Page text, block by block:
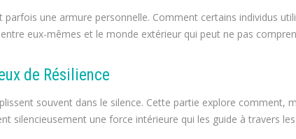
parfois une armure personnelle. Comment certains individus
eux-mêmes et le monde extérieur qui peut ne pas
de Résilience
souvent dans le silence. Cette partie explore comment,
silencieusement une force intérieure qui les guide à travers